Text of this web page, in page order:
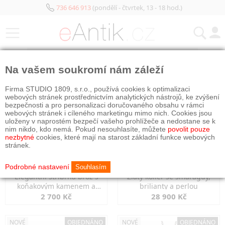
736 646 913(pondělí - čtvrtek, 13 - 18 hod.)
Elegantní stříbrná brož s
koňakovým kamenem a
markazity
2 700 Kč
Zlatý kolier se smaragdy,
brilianty a perlou
28 900 Kč
NOVÉ OBJEDNÁNO NOVÉ OBJEDNÁNO
Na vašem soukromí nám záleží
Firma STUDIO 1809, s.r.o., používá cookies k optimalizaci
webových stránek prostřednictvím analytických nástrojů, ke zvýšení
bezpečnosti a pro personalizaci doručovaného obsahu v rámci
webových stránek i cíleného marketingu mimo nich. Cookies jsou
uloženy v naprostém bezpečí vašeho prohlížeče a nedostane se k
nim nikdo, kdo nemá. Pokud nesouhlasíte, můžete povolit pouze
nezbytné cookies, které mají na starost základní funkce webových
stránek.
Podrobné nastavení Souhlasím